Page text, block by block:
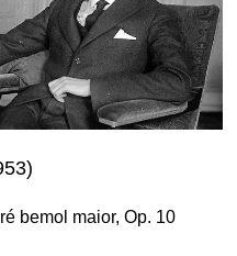
bemol maior, Op. 10